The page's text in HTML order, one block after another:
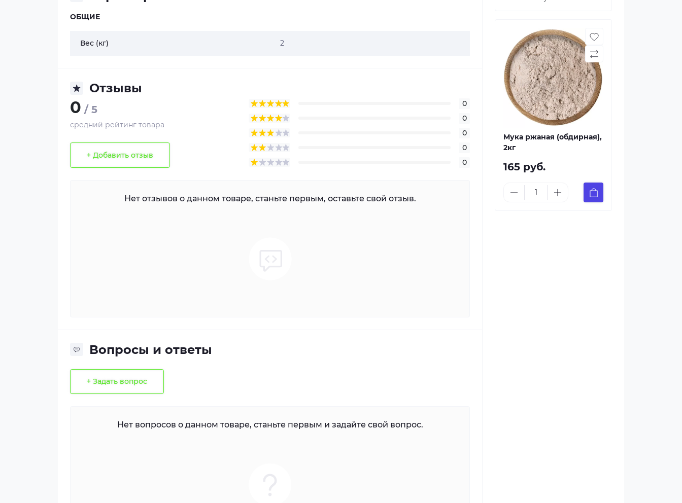
ОБЩИЕ
Вес (кг) 2
Отзывы
0 / 5
средний рейтинг товара
+ Добавить отзыв
0
0
0
0
0
Нет отзывов о данном товаре, станьте первым, оставьте свой отзыв.
Вопросы и ответы
+ Задать вопрос
Нет вопросов о данном товаре, станьте первым и задайте свой вопрос.
Мука ржаная (обдирная),
2кг
165 руб.